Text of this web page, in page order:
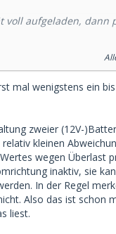
voll aufgeladen,
Ladeverteiler etc
(Mitsubishi 115
unter 14,6 Volt.
und balanciert intern
Zelle von vieren.
Strom abgeben.
mal wenigstens ein
zweier (12V-
kleinen
wegen
inaktiv, sie
In der Regel
Also das ist
liest.